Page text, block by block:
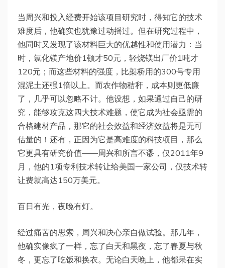
当周兴和投入经费开始该项目研究时，得知它的技术
难度后，他确实也犹豫过动摇过。但在研究过程中，
他同时又发现了该材料巨大的优越性和使用潜力：当
时，氯化镁产地价1顿才50元，轻烧镁出厂价1吨才
120元；而这些材料的强度，比架桥用的300号专用
混泥土还强1倍以上。而农作物秸秆，成本则更低廉
了，几乎可以忽略不计。他设想，如果通过自己的研
究，能够攻克这四大技术难题，使它成为社会亟需的
合格建材产品，那它的社会效益和经济效益将是无可
估量的！还有，正因为它是高难度的科技项目，那么
它更具有研究价值——周兴和所言不谬，仅2011年9
月，他的1项专利技术转让给美国一家公司，仅技术转
让费就高达150万美元。
百日有光，夜晚有灯。
经过痛苦的思索，周兴和决心亲自做试验。那几年，
他确实像疯了一样，忘了白天和黑夜，忘了春夏与秋
冬，更忘了吃饭和换衣。无论白天晚上，他都呆在实